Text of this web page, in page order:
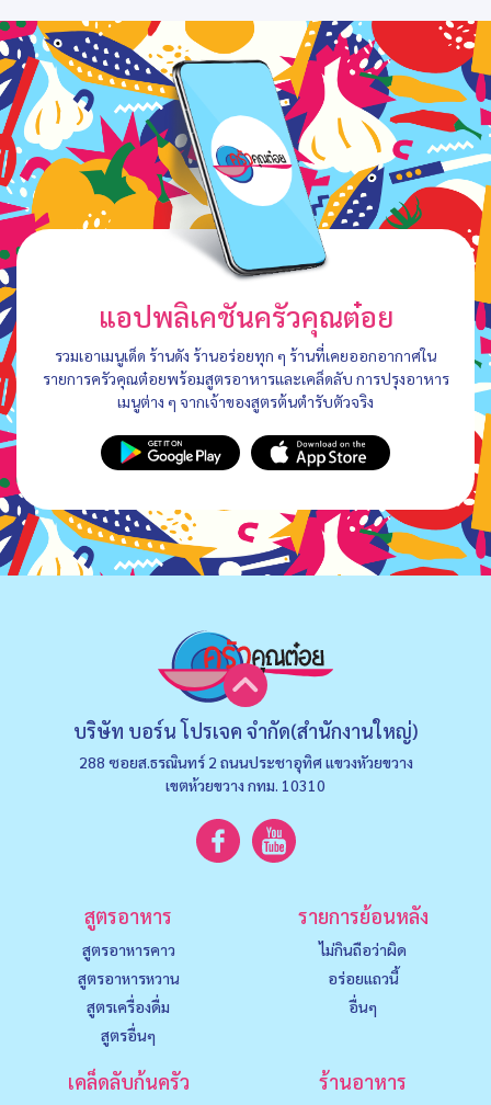
แอปพลิเคชันครัวคุณต๋อย
รวมเอาเมนูเด็ด ร้านดัง ร้านอร่อยทุก ๆ ร้านที่เคยออกอากาศใน
รายการครัวคุณต๋อยพร้อมสูตรอาหารและเคล็ดลับ การปรุงอาหาร
เมนูต่าง ๆ จากเจ้าของสูตรต้นตำรับตัวจริง
บริษัท บอร์น โปรเจค จำกัด(สำนักงานใหญ่)
288 ซอยส.ธรณินทร์ 2 ถนนประชาอุทิศ แขวงหัวยขวาง
เขตห้วยขวาง กทม. 10310
สูตรอาหาร
สูตรอาหารคาว
สูตรอาหารหวาน
สูตรเครื่องดื่ม
สูตรอื่นๆ
รายการย้อนหลัง
ไม่กินถือว่าผิด
อร่อยแถวนี้
อื่นๆ
เคล็ดลับก้นครัว
ร้านอาหาร